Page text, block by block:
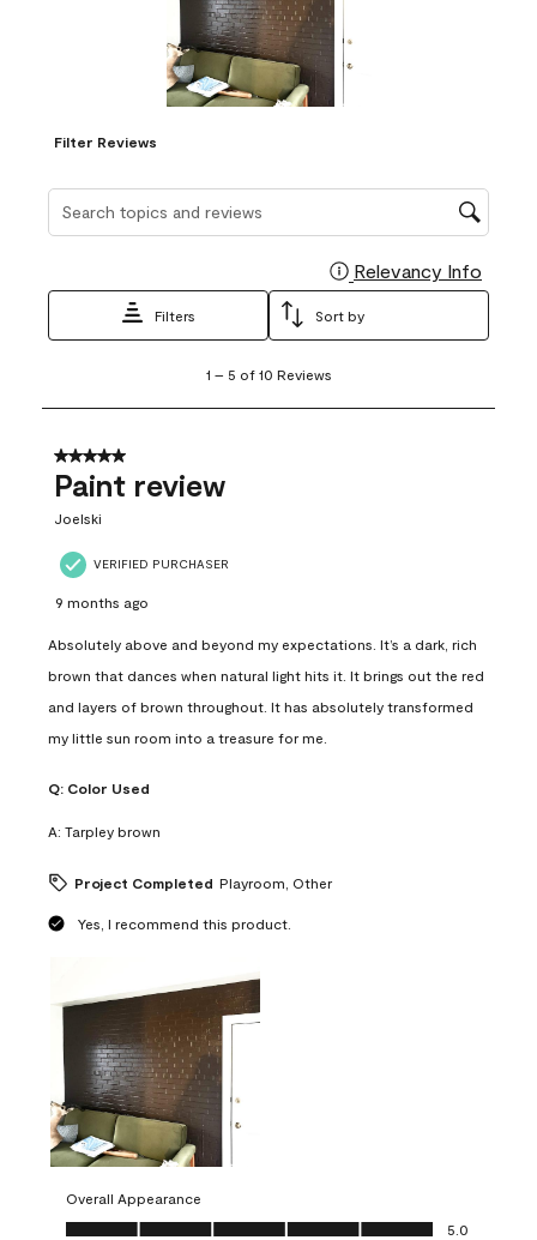
Filter Reviews
Relevancy Info
Filters Sort by
5
10
Reviews
1 – 5 of 10 Reviews
5 out of 5 stars.
Paint review
Joelski
VERIFIED PURCHASER
9 months ago
Absolutely above and beyond my expectations. It’s a dark, rich
brown that dances when natural light hits it. It brings out the red
and layers of brown throughout. It has absolutely transformed
my little sun room into a treasure for me.
Q: Color Used
A: Tarpley brown
Project Completed Playroom, Other
Yes, I recommend this product.
Overall Appearance
Overall Appearance, 5.0 out of 5
5.0